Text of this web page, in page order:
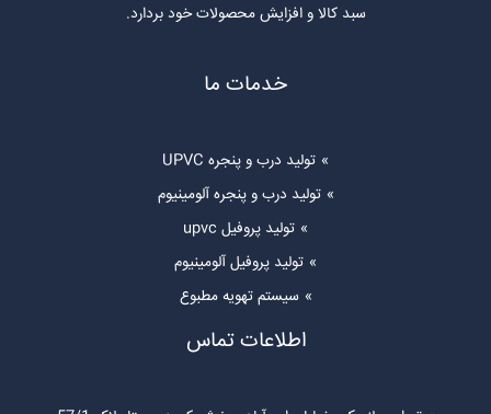
سبد کالا و افزایش محصولات خود بردارد.
خدمات ما
تولید درب و پنجره UPVC
تولید درب و پنجره آلومینیوم
تولید پروفیل upvc
تولید پروفیل آلومینیوم
سیستم تهویه مطبوع
اطلاعات تماس